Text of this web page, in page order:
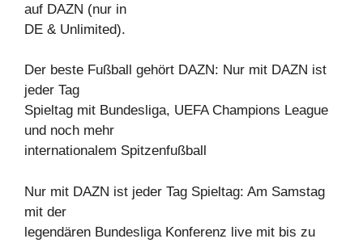
auf DAZN (nur in
DE & Unlimited).
Der beste Fußball gehört DAZN: Nur mit DAZN ist
jeder Tag
Spieltag mit Bundesliga, UEFA Champions League
und noch mehr
internationalem Spitzenfußball
Nur mit DAZN ist jeder Tag Spieltag: Am Samstag
mit der
legendären Bundesliga Konferenz live mit bis zu